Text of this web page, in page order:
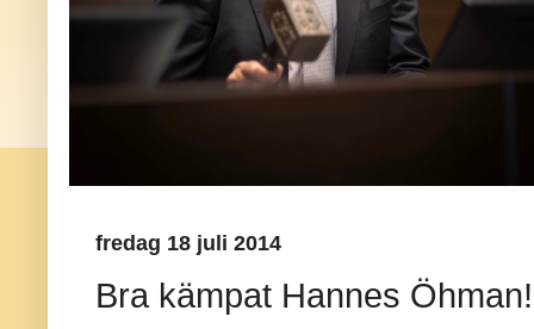
fredag 18 juli 2014
Bra kämpat Hannes Öhman!